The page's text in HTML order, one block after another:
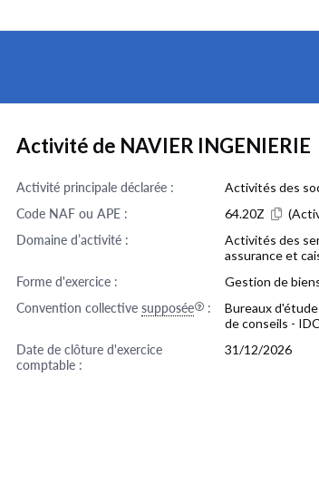
Activité de NAVIER INGENIERIE
Activité principale déclarée :
Activités des
Code NAF ou APE :
64.20Z
Domaine d’activité :
Activités des
assurance et
Forme d'exercice :
Gestion de
Convention collective supposée :
Bureaux
de conseils -
Date de clôture d'exercice
comptable :
31/12/2026